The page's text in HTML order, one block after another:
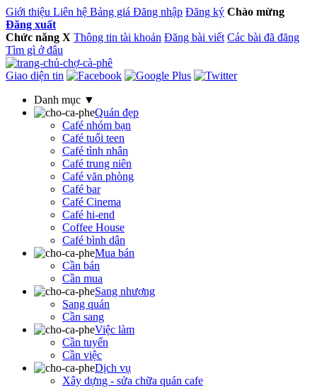
Giới thiệu Liên hệ Bảng giá Đăng nhập Đăng ký Chào mừng
Đăng xuất
Chức năng X Thông tin tài khoản Đăng bài viết Các bài đã đăng
Tìm gì ở đâu
Giao diện tin
Danh mục ▼
Quán đẹp
Café nhóm bạn
Café tuổi teen
Café tình nhân
Café trung niên
Café văn phòng
Café bar
Café Cinema
Café hi-end
Coffee House
Café bình dân
Mua bán
Cần bán
Cần mua
Sang nhượng
Sang quán
Cần sang
Việc làm
Cần tuyển
Cần việc
Dịch vụ
Xây dựng - sửa chữa quán cafe